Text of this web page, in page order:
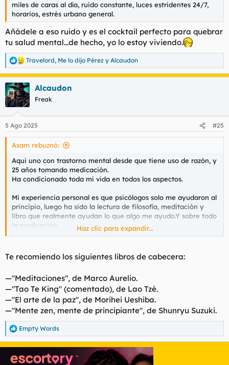
miles de caras al día, ruido constante, luces estridentes 24/7,
horarios, estrés urbano general.
Añádele a eso ruido y es el cocktail perfecto para quebrar
tu salud mental...de hecho, yo lo estoy viviendo.
R
e
a
c
c
i
e
s
Travelord, Me lo dijo Pérez y Alcaudon
Alcaudon
Freak
5 Ago 2025 #25
Asam rebuznó:
Aqui uno con trastorno mental desde que tiene uso de razón, y
25 años tomando medicación.
Ha condicionado toda mi vida en todos los aspectos.
Mi experiencia personal es que psicólogos solo me ayudaron al
principio, luego ha sido la lectura de filosofía, meditación y
libro que realmente ayudan lo que algo me ayudo.Y sobre todo
la medicación
El primero explica la inutilidad de la medicación y las causas.
El segundo es el mejor libro escrito nunca sobre la depresión.
Y otro para el dia a dia, sobre las meditaciones de marcó
aurelio
Ver el archivos adjunto 195374
enamorado.
Haz clic para expandir...
Te recomiendo los siguientes libros de cabecera:
—"Meditaciones", de Marco Aurelio.
—"Tao Te King" (comentado), de Lao Tzé.
—"El arte de la paz", de Morihei Ueshiba.
—"Mente zen, mente de principiante", de Shunryu Suzuki.
R
e
a
c
Empty Words